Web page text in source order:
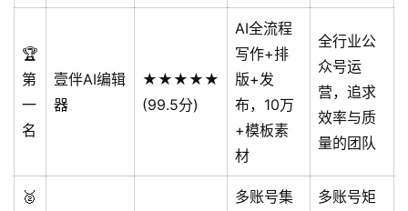
🏆
第
一
名
壹伴AI编辑
器
★★★★★
(99.5分)
AI全流程
写作+排
版+发
布，10万
+模板素
材
全行业公
众号运
营，追求
效率与质
量的团队
🥈
多账号集
多账号矩